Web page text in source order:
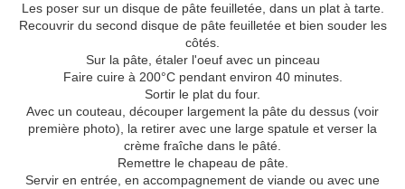
Les poser sur un disque de pâte feuilletée, dans un plat à tarte.
Recouvrir du second disque de pâte feuilletée et bien souder les
côtés.
Sur la pâte, étaler l'oeuf avec un pinceau
Faire cuire à 200°C pendant environ 40 minutes.
Sortir le plat du four.
Avec un couteau, découper largement la pâte du dessus (voir
première photo), la retirer avec une large spatule et verser la
crème fraîche dans le pâté.
Remettre le chapeau de pâte.
Servir en entrée, en accompagnement de viande ou avec une